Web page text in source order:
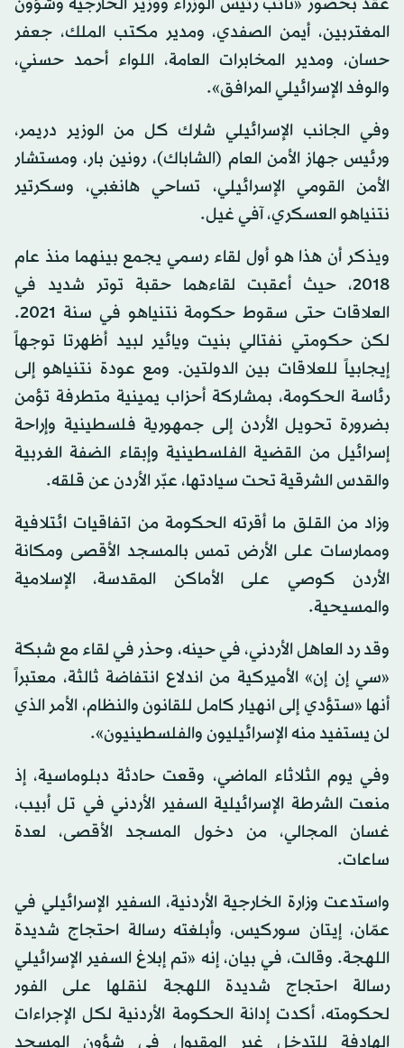
عقد بحضور «نائب رئيس الوزراء ووزير الخارجية وشؤون
المغتربين، أيمن الصفدي، ومدير مكتب الملك، جعفر
حسان، ومدير المخابرات العامة، اللواء أحمد حسني،
والوفد الإسرائيلي المرافق».
وفي الجانب الإسرائيلي شارك كل من الوزير دريمر،
ورئيس جهاز الأمن العام (الشاباك)، رونين بار، ومستشار
الأمن القومي الإسرائيلي، تساحي هانغبي، وسكرتير
نتنياهو العسكري، آفي غيل.
ويذكر أن هذا هو أول لقاء رسمي يجمع بينهما منذ عام
2018، حيث أعقبت لقاءهما حقبة توتر شديد في
العلاقات حتى سقوط حكومة نتنياهو في سنة 2021.
لكن حكومتي نفتالي بنيت ويائير لبيد أظهرتا توجهاً
إيجابياً للعلاقات بين الدولتين. ومع عودة نتنياهو إلى
رئاسة الحكومة، بمشاركة أحزاب يمينية متطرفة تؤمن
بضرورة تحويل الأردن إلى جمهورية فلسطينية وإراحة
إسرائيل من القضية الفلسطينية وإبقاء الضفة الغربية
والقدس الشرقية تحت سيادتها، عبّر الأردن عن قلقه.
وزاد من القلق ما أقرته الحكومة من اتفاقيات ائتلافية
وممارسات على الأرض تمس بالمسجد الأقصى ومكانة
الأردن كوصي على الأماكن المقدسة، الإسلامية
والمسيحية.
وقد رد العاهل الأردني، في حينه، وحذر في لقاء مع شبكة
«سي إن إن» الأميركية من اندلاع انتفاضة ثالثة، معتبراً
أنها «ستؤدي إلى انهيار كامل للقانون والنظام، الأمر الذي
لن يستفيد منه الإسرائيليون والفلسطينيون».
وفي يوم الثلاثاء الماضي، وقعت حادثة دبلوماسية، إذ
منعت الشرطة الإسرائيلية السفير الأردني في تل أبيب،
غسان المجالي، من دخول المسجد الأقصى، لعدة
ساعات.
واستدعت وزارة الخارجية الأردنية، السفير الإسرائيلي في
عمّان، إيتان سوركيس، وأبلغته رسالة احتجاج شديدة
اللهجة. وقالت، في بيان، إنه «تم إبلاغ السفير الإسرائيلي
رسالة احتجاج شديدة اللهجة لنقلها على الفور
لحكومته، أكدت إدانة الحكومة الأردنية لكل الإجراءات
الهادفة للتدخل غير المقبول في شؤون المسجد